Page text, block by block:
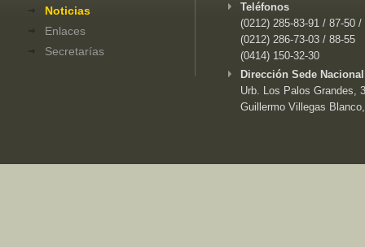
Noticias
Enlaces
Secretarías
Teléfonos
(0212) 285-83-91 / 87-50 /
(0212) 286-73-03 / 88-55
(0414) 150-32-30
Dirección Sede
Urb. Los Palos Grandes,
Guillermo Villegas